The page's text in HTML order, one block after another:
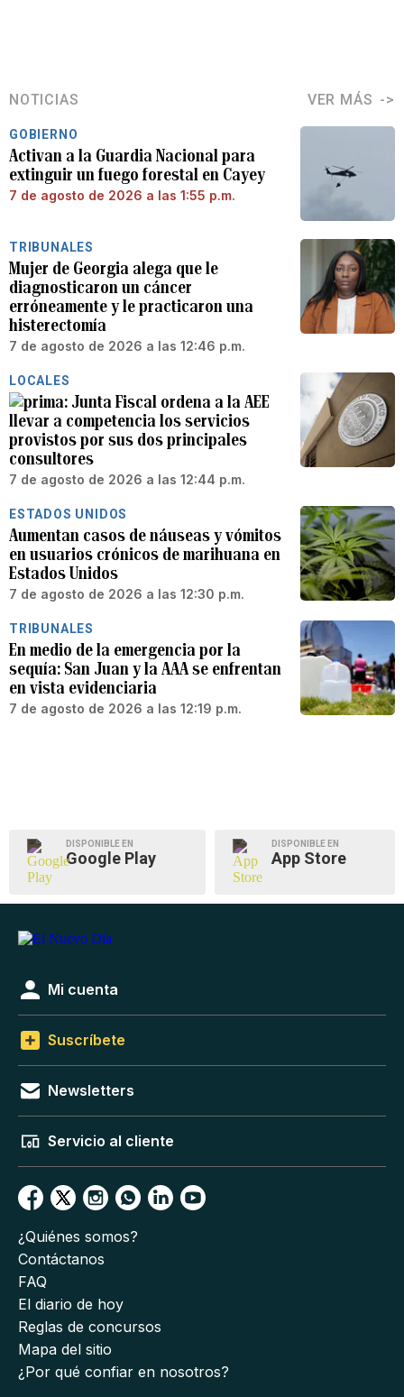
NOTICIAS VER MÁS
GOBIERNO
Activan a la Guardia Nacional para
extinguir un fuego forestal en Cayey
7 de agosto de 2026 a las 1:55 p.m.
TRIBUNALES
Mujer de Georgia alega que le
diagnosticaron un cáncer
erróneamente y le practicaron una
histerectomía
7 de agosto de 2026 a las 12:46 p.m.
LOCALES
Junta Fiscal ordena a la AEE
llevar a competencia los servicios
provistos por sus dos principales
consultores
7 de agosto de 2026 a las 12:44 p.m.
ESTADOS UNIDOS
Aumentan casos de náuseas y vómitos
en usuarios crónicos de marihuana en
Estados Unidos
7 de agosto de 2026 a las 12:30 p.m.
TRIBUNALES
En medio de la emergencia por la
sequía: San Juan y la AAA se enfrentan
en vista evidenciaria
7 de agosto de 2026 a las 12:19 p.m.
DISPONIBLE EN
Google Play
DISPONIBLE EN
App Store
Mi cuenta
Suscríbete
Newsletters
Servicio al cliente
¿Quiénes somos?
Contáctanos
FAQ
El diario de hoy
Reglas de concursos
Mapa del sitio
¿Por qué confiar en nosotros?